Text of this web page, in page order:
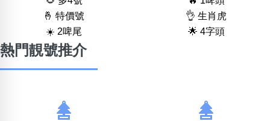
🤞 特價號
👌 生肖虎
☀️ 2啤尾
🌟 4字頭
熱門靚號推介